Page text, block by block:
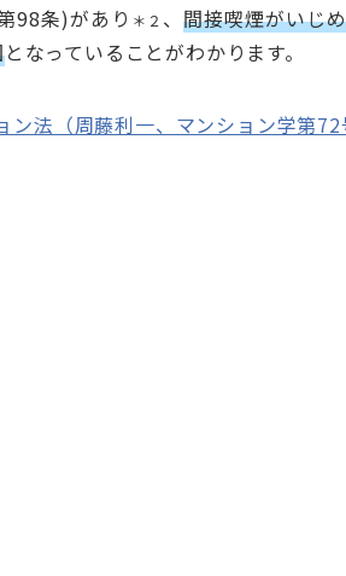
98条)があり ＊２ 、 間接喫煙がいじ
となっていることがわかります。
法（周藤利一、マンション学第72